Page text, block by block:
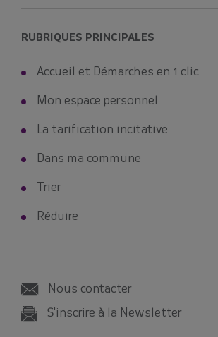
RUBRIQUES PRINCIPALES
Accueil et Démarches en 1 clic
Mon espace personnel
La tarification incitative
Dans ma commune
Trier
Réduire
Nous contacter
S'inscrire à la Newsletter